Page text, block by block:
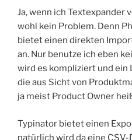
Ja, wenn ich Textexpander
wohl kein Problem. Denn
bietet einen direkten
an. Nur benutze ich eben
wird es kompliziert und ein
die aus Sicht von
ja meist Product Owner
Typinator bietet einen
natürlich wird da eine